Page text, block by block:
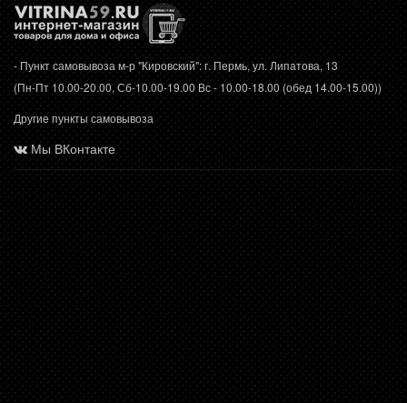
- Пункт самовывоза м-р "Кировский": г. Пермь, ул. Липатова, 13
(Пн-Пт 10.00-20.00, Сб-10.00-19.00 Вс - 10.00-18.00 (обед 14.00-15.00))
Другие пункты самовывоза
Мы ВКонтакте